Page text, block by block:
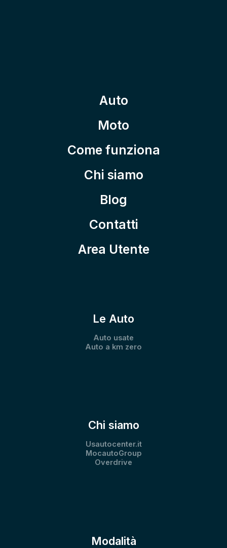
Auto
Moto
Come funziona
Chi siamo
Blog
Contatti
Area Utente
Le Auto
Auto usate
Auto a km zero
Chi siamo
Usautocenter.it
MocautoGroup
Overdrive
Modalità